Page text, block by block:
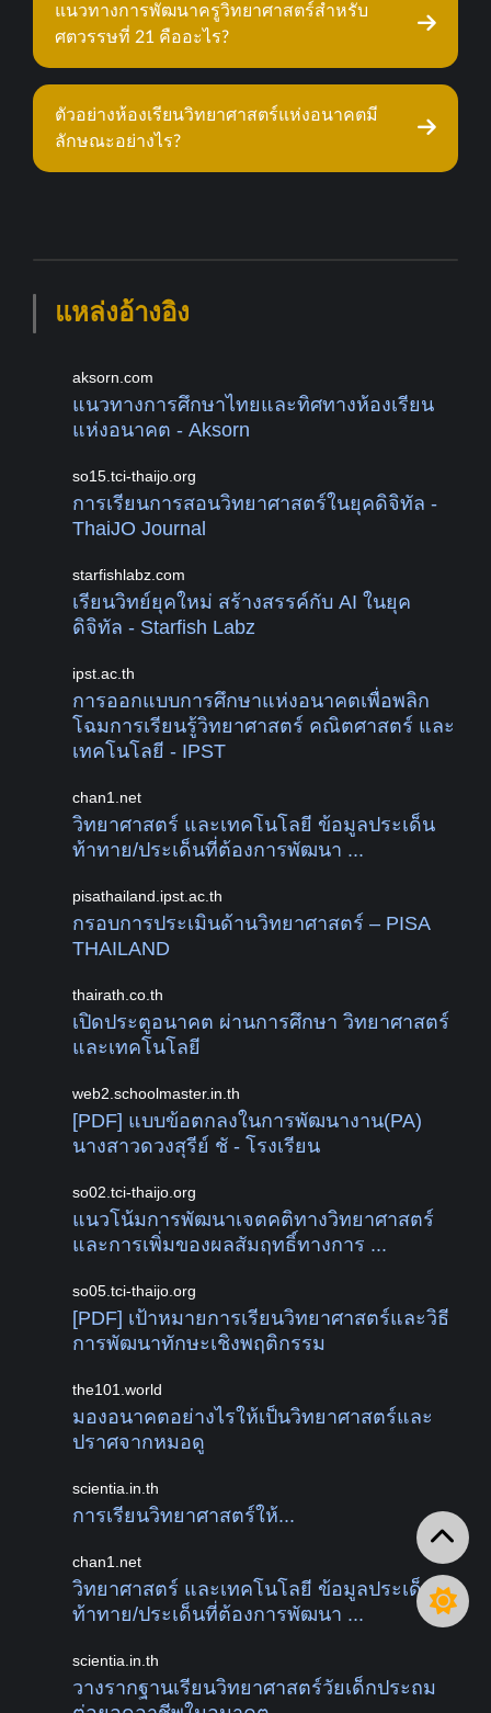
แนวทางการพัฒนาครูวิทยาศาสตร์สำหรับ
ศตวรรษที่ 21 คืออะไร?
ตัวอย่างห้องเรียนวิทยาศาสตร์แห่งอนาคตมี
ลักษณะอย่างไร?
แหล่งอ้างอิง
aksorn.com
แนวทางการศึกษาไทยและทิศทางห้องเรียน
แห่งอนาคต - Aksorn
so15.tci-thaijo.org
การเรียนการสอนวิทยาศาสตร์ในยุคดิจิทัล -
ThaiJO Journal
starfishlabz.com
เรียนวิทย์ยุคใหม่ สร้างสรรค์กับ AI ในยุค
ดิจิทัล - Starfish Labz
ipst.ac.th
การออกแบบการศึกษาแห่งอนาคตเพื่อพลิก
โฉมการเรียนรู้วิทยาศาสตร์ คณิตศาสตร์ และ
เทคโนโลยี - IPST
chan1.net
วิทยาศาสตร์ และเทคโนโลยี ข้อมูลประเด็น
ท้าทาย/ประเด็นที่ต้องการพัฒนา ...
pisathailand.ipst.ac.th
กรอบการประเมินด้านวิทยาศาสตร์ – PISA
THAILAND
thairath.co.th
เปิดประตูอนาคต ผ่านการศึกษา วิทยาศาสตร์
และเทคโนโลยี
web2.schoolmaster.in.th
[PDF] แบบข้อตกลงในการพัฒนางาน(PA)
นางสาวดวงสุรีย์ ชั - โรงเรียน
so02.tci-thaijo.org
แนวโน้มการพัฒนาเจตคติทางวิทยาศาสตร์
และการเพิ่มของผลสัมฤทธิ์ทางการ ...
so05.tci-thaijo.org
[PDF] เป้าหมายการเรียนวิทยาศาสตร์และวิธี
การพัฒนาทักษะเชิงพฤติกรรม
the101.world
มองอนาคตอย่างไรให้เป็นวิทยาศาสตร์และ
ปราศจากหมอดู
scientia.in.th
การเรียนวิทยาศาสตร์ให้...
chan1.net
วิทยาศาสตร์ และเทคโนโลยี ข้อมูลประเด็น
ท้าทาย/ประเด็นที่ต้องการพัฒนา ...
scientia.in.th
วางรากฐานเรียนวิทยาศาสตร์วัยเด็กประถม